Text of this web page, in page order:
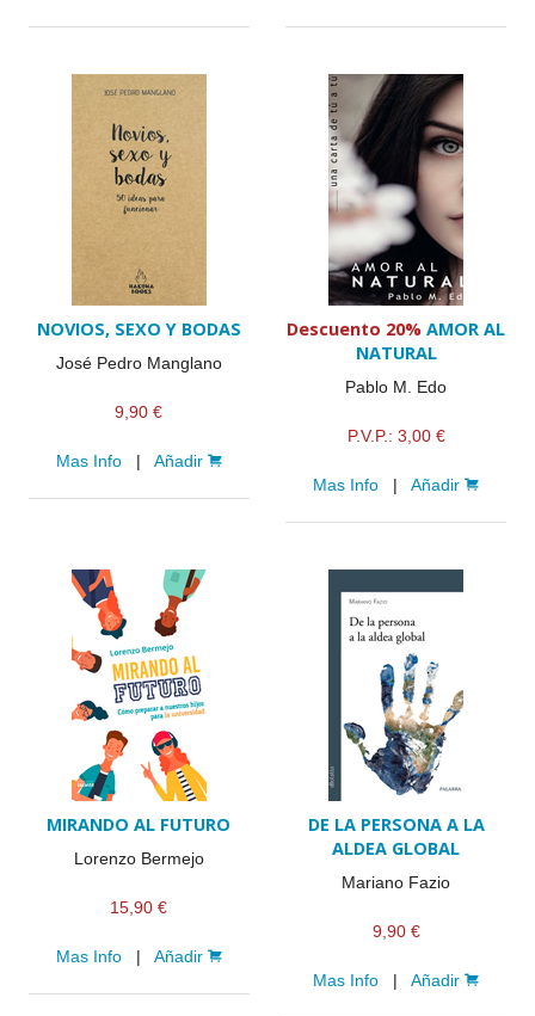
NOVIOS, SEXO Y BODAS
José Pedro Manglano
9,90 €
Mas Info| Añadir
Descuento 20%AMOR AL
NATURAL
Pablo M. Edo
P.V.P.: 3,00 €
Mas Info |Añadir
MIRANDO AL FUTURO
Lorenzo Bermejo
15,90 €
Mas Info| Añadir
DE LA PERSONA A LA
ALDEA GLOBAL
Mariano Fazio
9,90 €
Mas Info |Añadir